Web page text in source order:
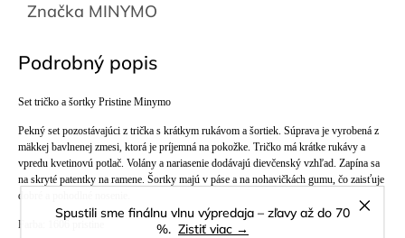
Spustili sme finálnu vlnu výpredaja – zľavy až do 70
%. Zistiť viac →
Značka MINYMO
Podrobný popis
Set tričko a šortky Pristine Minymo
Pekný set pozostávajúci z trička s krátkym rukávom a šortiek. Súprava je vyrobená z
mäkkej bavlnenej zmesi, ktorá je príjemná na pokožke. Tričko má krátke rukávy a
vpredu kvetinovú potlač. Volány a nariasenie dodávajú dievčenský vzhľad. Zapína sa
na skryté patentky na ramene. Šortky majú v páse a na nohavičkách gumu, čo zaisťuje
dobré a pohodlné nosenie.
Farba: 1606 pristine